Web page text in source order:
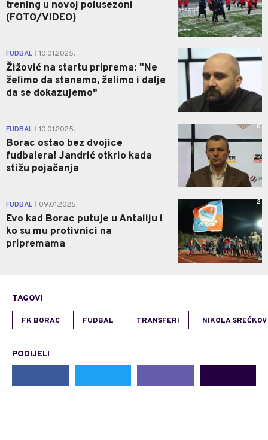
trening u novoj polusezoni
(FOTO/VIDEO)
FUDBAL 10.01.2025.
Žižović na startu priprema: "Ne
želimo da stanemo, želimo i dalje
da se dokazujemo"
0
FUDBAL 10.01.2025.
Borac ostao bez dvojice
fudbalera! Jandrić otkrio kada
stižu pojačanja
0
FUDBAL 09.01.2025.
Evo kad Borac putuje u Antaliju i
ko su mu protivnici na
pripremama
2
TAGOVI
FK BORAC FUDBAL TRANSFERI NIKOLA
PODIJELI